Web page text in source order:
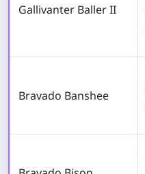
Gallivanter Baller II
Bravado Banshee